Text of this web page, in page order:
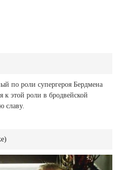
по роли супергероя Бердмена
к этой роли в бродвейской
славу.